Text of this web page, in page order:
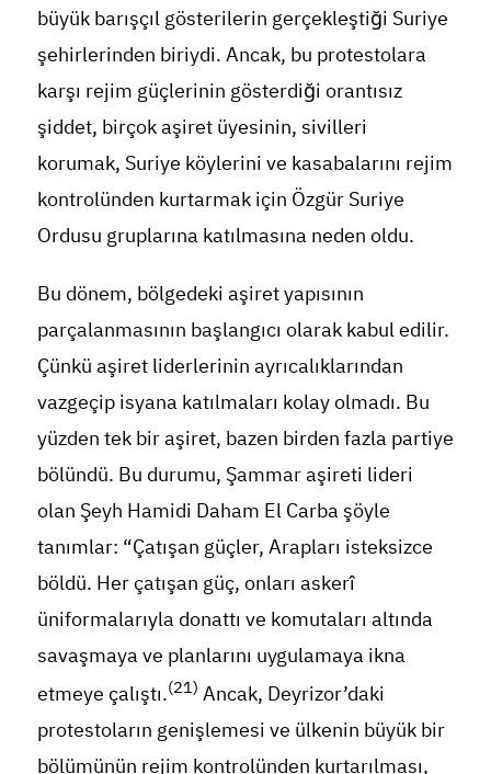
büyük barışçıl gösterilerin gerçekleştiği Suriye
şehirlerinden biriydi. Ancak, bu protestolara
karşı rejim güçlerinin gösterdiği orantısız
şiddet, birçok aşiret üyesinin, sivilleri
korumak, Suriye köylerini ve kasabalarını rejim
kontrolünden kurtarmak için Özgür Suriye
Ordusu gruplarına katılmasına neden oldu.
Bu dönem, bölgedeki aşiret yapısının
parçalanmasının başlangıcı olarak kabul edilir.
Çünkü aşiret liderlerinin ayrıcalıklarından
vazgeçip isyana katılmaları kolay olmadı. Bu
yüzden tek bir aşiret, bazen birden fazla partiye
bölündü. Bu durumu, Şammar aşireti lideri
olan Şeyh Hamidi Daham El Carba şöyle
tanımlar: “Çatışan güçler, Arapları isteksizce
böldü. Her çatışan güç, onları askerî
üniformalarıyla donattı ve komutaları altında
savaşmaya ve planlarını uygulamaya ikna
etmeye çalıştı.(21) Ancak, Deyrizor’daki
protestoların genişlemesi ve ülkenin büyük bir
bölümünün rejim kontrolünden kurtarılması,